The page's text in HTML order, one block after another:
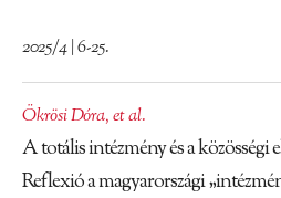
2025/4 | 6-25.
Ökrösi Dóra,et al.
A totális intézmény és a közösségi
Reflexió a magyarországi